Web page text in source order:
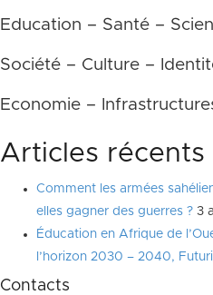
Education – Santé –
Société – Culture –
Economie –
Articles récents
Comment les armées
elles gagner des guerres ? 3
Éducation en Afrique de
l’horizon 2030 – 2040,
Contacts